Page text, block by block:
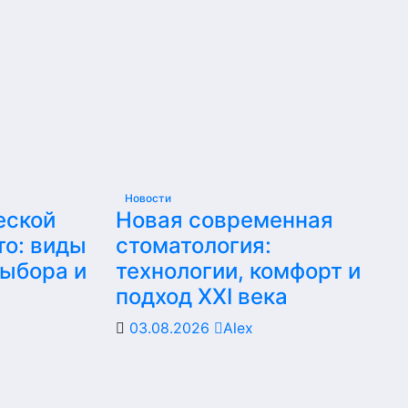
виды
и
Новости
Новая современная
стоматология:
технологии, комфорт и
подход XXI века
03.08.2026 Alex